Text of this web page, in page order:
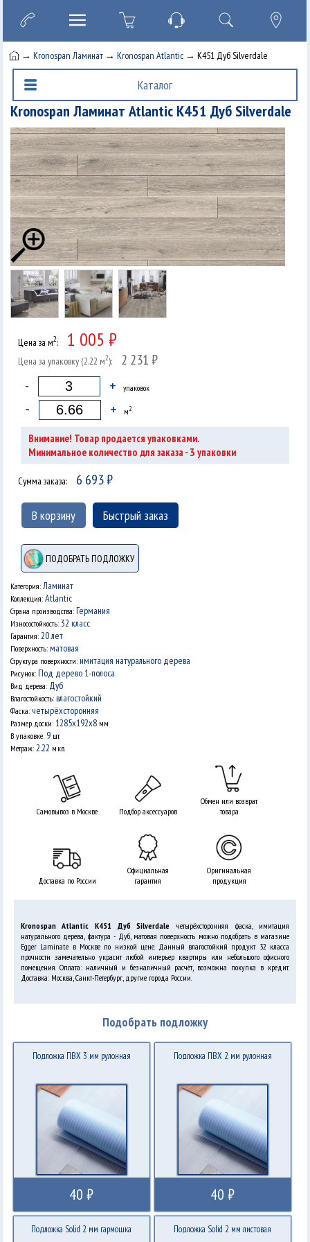
→Kronospan Ламинат →Kronospan Atlantic → K451 Дуб Silverdale
Каталог
Kronospan Ламинат Atlantic K451 Дуб Silverdale
Цена за м2: 1 005 ₽
Цена за упаковку (2.22 м2): 2 231 ₽
- + упаковок
- + м2
Внимание! Товар продается упаковками.
Минимальное количество для заказа - 3 упаковки
Сумма заказа: 6 693₽
В корзину Быстрый заказ
ПОДОБРАТЬ ПОДЛОЖКУ
Категория:Ламинат
Коллекция:Atlantic
Страна производства: Германия
Износостойкость:32 класс
Гарантия:20 лет
Поверхность:матовая
Структура поверхности:имитация натурального дерева
Рисунок: Под дерево 1-полоса
Вид дерева: Дуб
Влагостойкость:влагостойкий
Фаска:четырёхсторонняя
Размер доски: 1285х192х8 мм
В упаковке: 9 шт.
Метраж:2.22 м.кв.
Самовывоз в Москве Подбор аксессуаров
Обмен или возврат
товара
Доставка по России
Официальная
гарантия
Оригинальная
продукция
Kronospan Atlantic K451 Дуб Silverdale четырёхсторонняя фаска, имитация
натурального дерева, фактура - Дуб, матовая поверхность можно подобрать в магазине
Egger Laminate в Москве по низкой цене. Данный влагостойкий продукт 32 класса
прочности замечательно украсит любой интерьер квартиры или небольшого офисного
помещения. Оплата: наличный и безналичный расчёт, возможна покупка в кредит.
Доставка: Москва, Санкт-Петербург, другие города России.
Подобрать подложку
Подложка ПВХ 3 мм рулонная
40 ₽
Подложка ПВХ 2 мм рулонная
40 ₽
Подложка Solid 2 мм гармошка Подложка Solid 2 мм листовая